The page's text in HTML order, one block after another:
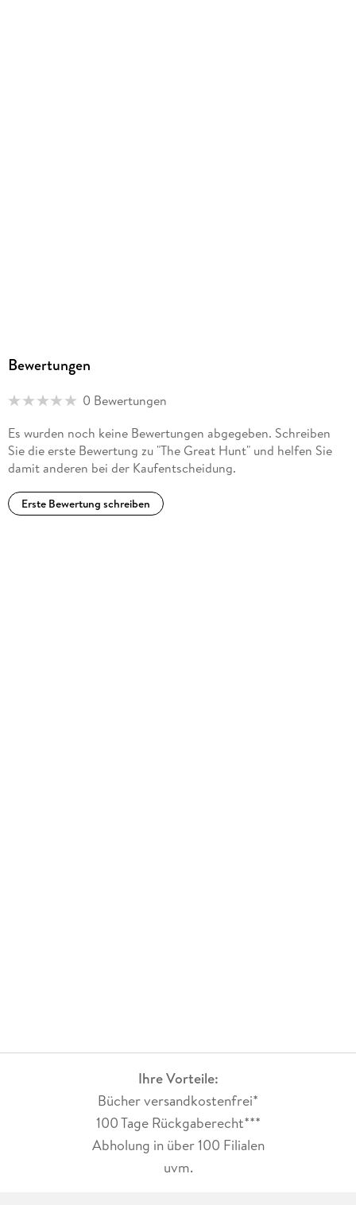
Bewertungen
0 Bewertungen
Es wurden noch keine Bewertungen abgegeben. Schreiben
Sie die erste Bewertung zu "The Great Hunt" und helfen Sie
damit anderen bei der Kaufentscheidung.
Erste Bewertung schreiben
Ihre Vorteile:
Bücher versandkostenfrei*
100 Tage Rückgaberecht***
Abholung in über 100 Filialen
uvm.